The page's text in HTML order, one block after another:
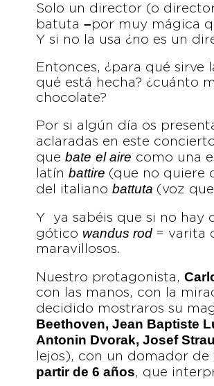
Solo un director (o
batuta –por muy mágica
Y si no la usa ¿no es un
Entonces, ¿para qué sirve
qué está hecha? ¿cuánto
chocolate?
Por si algún día os
aclaradas en este
que bate el aire como una
latín battire (que no quiere
del italiano battuta (voz
Y ya sabéis que si no hay
gótico wandus rod = varita
maravillosos.
Nuestro protagonista,
con las manos, con la
decidido mostraros su
Beethoven, Jean Baptiste
Antonin Dvorak, Josef
lejos), con un domador de
partir de 6 años, que